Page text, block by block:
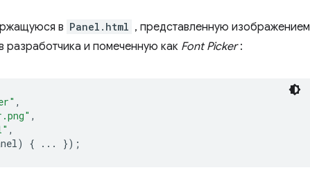
в Panel.html , представленную изображением
разработчика и помеченную как Font Picker:
,
,
,
) { ... });